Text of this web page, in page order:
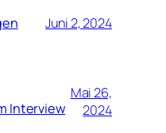
Juni 2, 2024
Interview
Mai 26,
2024